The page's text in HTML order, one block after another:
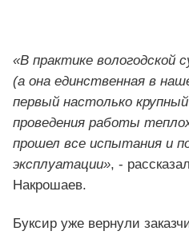
«В практике вологодской
(а она единственная в
первый настолько
проведения работы
прошел все испытания и
эксплуатации», -
Накрошаев.
Буксир уже вернули